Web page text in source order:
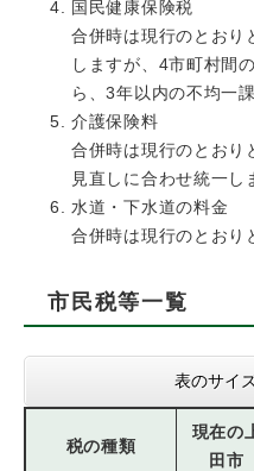
国民健康保険税
合併時は現行のとおり
しますが、4市町村間
ら、3年以内の不均一
介護保険料
合併時は現行のとおり
見直しに合わせ統一し
水道・下水道の料金
合併時は現行のとおり
市民税等一覧
表のサイ
税の種類
現在の
田市